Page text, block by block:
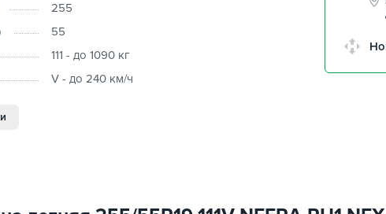
255
55
111 - до 1090 кг
V - до 240 км/ч